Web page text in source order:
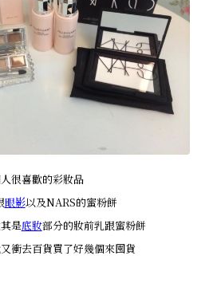
很喜歡的彩妝品
眼影以及NARS的蜜粉餅
是底妝部分的妝前乳跟蜜粉餅
衝去百貨買了好幾個來囤貨